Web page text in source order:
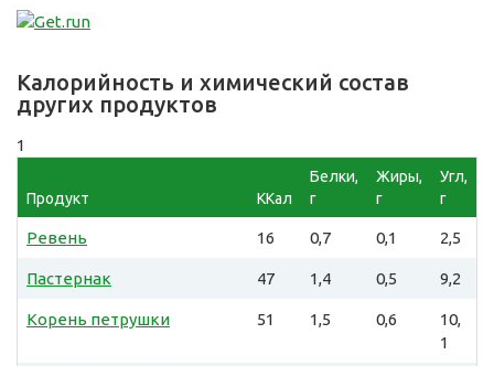
Калорийность и химический состав
других продуктов
1
Продукт ККал
Белки,
г
Жиры,
г
Угл,
г
Ревень 16 0,7 0,1 2,5
Пастернак 47 1,4 0,5 9,2
Корень петрушки 51 1,5 0,6
10,
1